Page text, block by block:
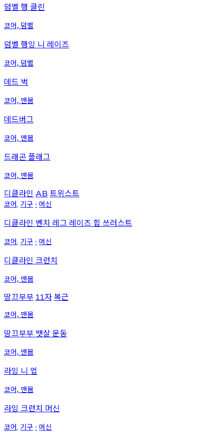
덤벨 행 클린
코어, 덤벨
덤벨 행잉 니 레이즈
코어, 덤벨
데드 벅
코어, 맨몸
데드버그
코어, 맨몸
드래곤 플래그
코어, 맨몸
디클라인 AB 트위스트
코어, 기구 ∙ 머신
디클라인 벤치 레그 레이즈 힙 쓰러스트
코어, 기구 ∙ 머신
디클라인 크런치
코어, 맨몸
땅끄부부 11자 복근
코어, 맨몸
땅끄부부 뱃살 운동
코어, 맨몸
라잉 니 업
코어, 맨몸
라잉 크런치 머신
코어, 기구 ∙ 머신